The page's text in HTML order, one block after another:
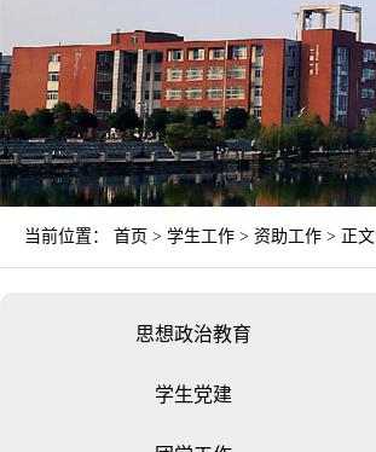
当前位置： 首页 > 学生工作 > 资助工作 > 正文
思想政治教育
学生党建